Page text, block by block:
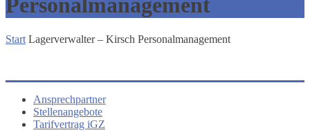
Personalmanagement
Start Lagerverwalter – Kirsch Personalmanagement
Ansprechpartner
Stellenangebote
Tarifvertrag iGZ